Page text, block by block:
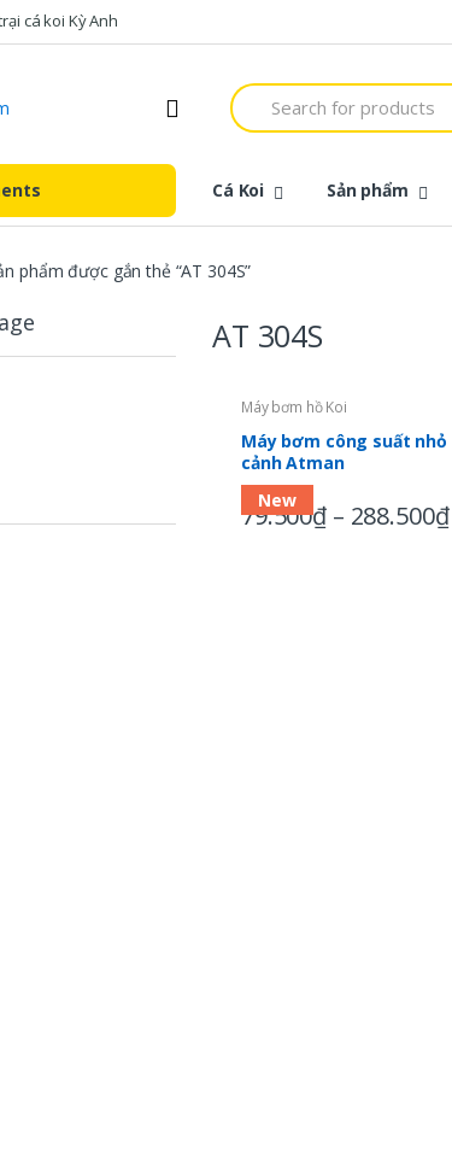
cá koi Kỳ Anh
Search
for:
Cá Koi Sản phẩm
phẩm được gắn thẻ “AT 304S”
AT 304S
New
Máy bơm hồ Koi
Máy bơm công suất
cảnh Atman
301S/302S/304S/305S/306S
79.500₫ – 288.500₫